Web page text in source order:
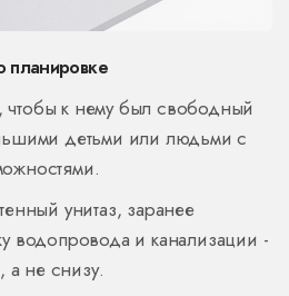
планировке
чтобы к нему был свободный
детьми или людьми с
унитаз, заранее
водопровода и канализации -
а не снизу.